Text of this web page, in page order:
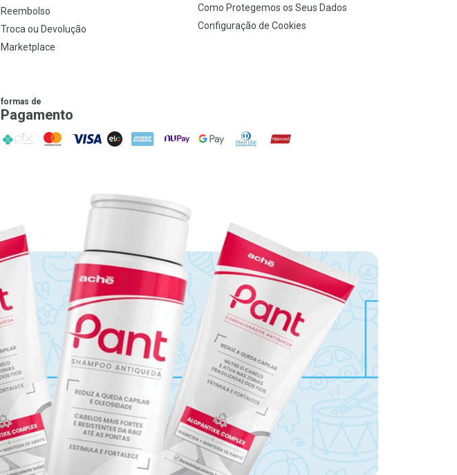
Reembolso
Troca ou Devolução
Marketplace
Como Protegemos os Seus Dados
Configuração de Cookies
formas de
Pagamento
PIX MasterCard
VISA ELO AMEX NuPay Google PayDiners ClubHipercard